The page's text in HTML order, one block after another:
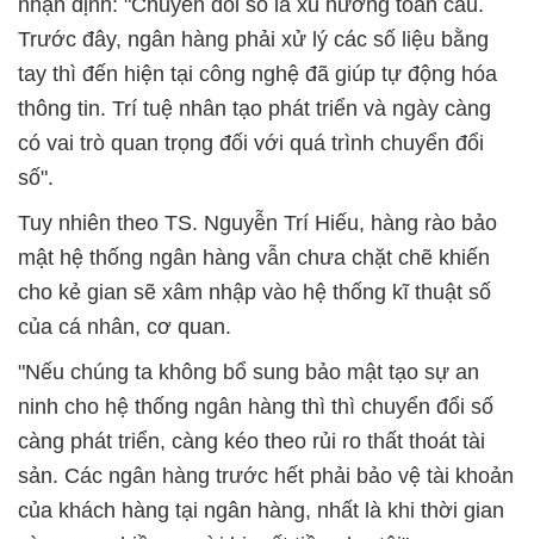
nhận định: "Chuyển đổi số là xu hướng toàn cầu.
Trước đây, ngân hàng phải xử lý các số liệu bằng
tay thì đến hiện tại công nghệ đã giúp tự động hóa
thông tin. Trí tuệ nhân tạo phát triển và ngày càng
có vai trò quan trọng đối với quá trình chuyển đổi
số".
Tuy nhiên theo TS. Nguyễn Trí Hiếu, hàng rào bảo
mật hệ thống ngân hàng vẫn chưa chặt chẽ khiến
cho kẻ gian sẽ xâm nhập vào hệ thống kĩ thuật số
của cá nhân, cơ quan.
"Nếu chúng ta không bổ sung bảo mật tạo sự an
ninh cho hệ thống ngân hàng thì thì chuyển đổi số
càng phát triển, càng kéo theo rủi ro thất thoát tài
sản. Các ngân hàng trước hết phải bảo vệ tài khoản
của khách hàng tại ngân hàng, nhất là khi thời gian